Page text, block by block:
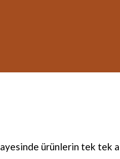
ürünlerin tek tek